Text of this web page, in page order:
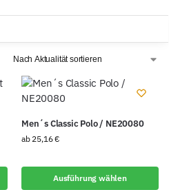
Men´s Classic Polo / NE20080
ab 25,16€
Ausführung wählen